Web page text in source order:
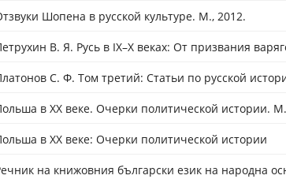
Шопена в русской культуре. М., 2012.
В. Я. Русь в IX–X веках: От призвания
С. Ф. Том третий: Статьи по русской
в XX веке. Очерки политической истории.
в ХХ веке: Очерки политической истории
на книжовния български език на народна